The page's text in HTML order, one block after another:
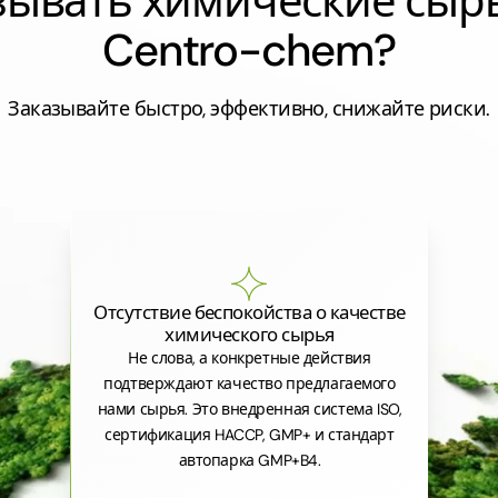
Centro-chem?
Заказывайте быстро, эффективно, снижайте риски.
Отсутствие беспокойства о качестве
химического сырья
Не слова, а конкретные действия
подтверждают качество предлагаемого
нами сырья. Это внедренная система ISO,
сертификация HACCP, GMP+ и стандарт
автопарка GMP+B4.